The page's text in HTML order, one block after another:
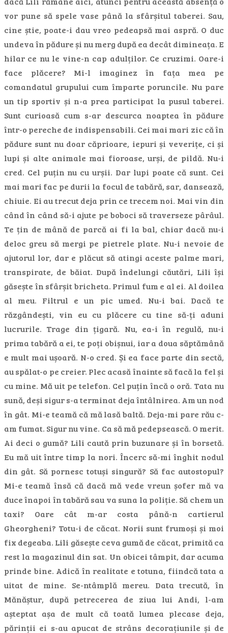
vor pune să spele vase până la sfârșitul taberei. Sau,
cine știe, poate-i dau vreo pedeapsă mai aspră. O duc
undeva în pădure și nu merg după ea decât dimineața. E
hilar ce nu le vine-n cap adulților. Ce cruzimi. Oare-i
face plăcere? Mi-l imaginez în fața mea pe
comandatul grupului cum împarte poruncile. Nu pare
un tip sportiv și n-a prea participat la pusul taberei.
Sunt curioasă cum s-ar descurca noaptea în pădure
într-o pereche de indispensabili. Cei mai mari zic că în
pădure sunt nu doar căprioare, iepuri și veverițe, ci și
lupi și alte animale mai fioroase, urși, de pildă. Nu-i
cred. Cel puțin nu cu urșii. Dar lupi poate că sunt. Cei
mai mari fac pe durii la focul de tabără, sar, dansează,
chiuie. Ei au trecut deja prin ce trecem noi. Mai vin din
când în când să-i ajute pe boboci să traverseze pârâul.
Te țin de mână de parcă ai fi la bal, chiar dacă nu-i
deloc greu să mergi pe pietrele plate. Nu-i nevoie de
ajutorul lor, dar e plăcut să atingi aceste palme mari,
transpirate, de băiat. După îndelungi căutări, Lili își
găsește în sfârșit bricheta. Primul fum e al ei. Al doilea
al meu. Filtrul e un pic umed. Nu-i bai. Dacă te
răzgândești, vin eu cu plăcere cu tine să-ți aduni
lucrurile. Trage din țigară. Nu, ea-i în regulă, nu-i
prima tabără a ei, te poți obișnui, iar a doua săptămână
e mult mai ușoară. N-o cred. Și ea face parte din sectă,
au spălat-o pe creier. Plec acasă înainte să facă la fel și
cu mine. Mă uit pe telefon. Cel puțin încă o oră. Tata nu
sună, deși sigur s-a terminat deja întâlnirea. Am un nod
în gât. Mi-e teamă că mă lasă baltă. Deja-mi pare rău c-
am fumat. Sigur nu vine. Ca să mă pedepsească. O merit.
Ai deci o gumă? Lili caută prin buzunare și în borsetă.
Eu mă uit între timp la nori. Încerc să-mi înghit nodul
din gât. Să pornesc totuși singură? Să fac autostopul?
Mi-e teamă însă că dacă mă vede vreun șofer mă va
duce înapoi în tabără sau va suna la poliție. Să chem un
taxi? Oare cât m-ar costa până-n cartierul
Gheorgheni? Totu-i de căcat. Norii sunt frumoși și moi
fix degeaba. Lili găsește ceva gumă de căcat, primită ca
rest la magazinul din sat. Un obicei tâmpit, dar acuma
prinde bine. Adică în realitate e totuna, fiindcă tata a
uitat de mine. Se-ntâmplă mereu. Data trecută, în
Mănăștur, după petrecerea de ziua lui Andi, l-am
așteptat așa de mult că toată lumea plecase deja,
părinții ei s-au apucat de strâns decorațiunile și de